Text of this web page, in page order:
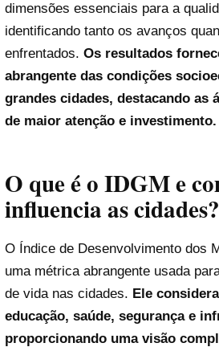
dimensões essenciais para a
identificando tanto os avanços
enfrentados. Os resultados
abrangente das condições
grandes cidades, destacando as
de maior atenção e investimento.
O que é o IDGM e
influencia as cidades?
O Índice de Desenvolvimento dos
uma métrica abrangente usada
de vida nas cidades. Ele
educação, saúde, segurança e
proporcionando uma visão